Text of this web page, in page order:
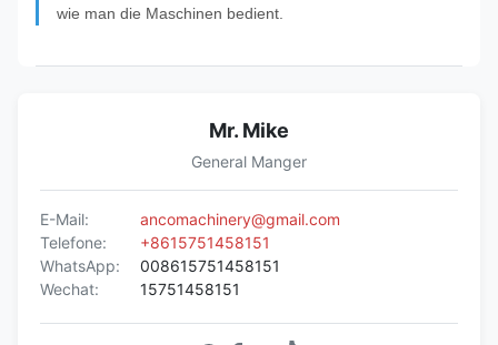
wie man die Maschinen bedient.
Mr. Mike
General Manger
E-Mail:
ancomachinery@gmail.com
Telefone:
+8615751458151
WhatsApp:
008615751458151
Wechat:
15751458151